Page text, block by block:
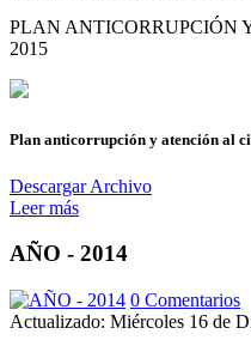
PLAN ANTICORRUPCIÓN
2015
Plan anticorrupción y atención al
Descargar Archivo
Leer más
AÑO - 2014
0 Comentarios
Actualizado: Miércoles 16 de